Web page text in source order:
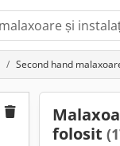
Second hand
folosit